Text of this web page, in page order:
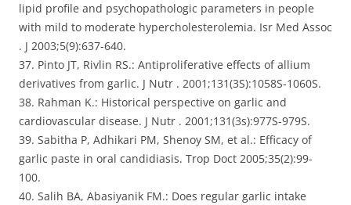
lipid profile and psychopathologic parameters in people
with mild to moderate hypercholesterolemia. Isr Med Assoc
. J 2003;5(9):637-640.
37. Pinto JT, Rivlin RS.: Antiproliferative effects of allium
derivatives from garlic. J Nutr . 2001;131(3S):1058S-1060S.
38. Rahman K.: Historical perspective on garlic and
cardiovascular disease. J Nutr . 2001;131(3s):977S-979S.
39. Sabitha P, Adhikari PM, Shenoy SM, et al.: Efficacy of
garlic paste in oral candidiasis. Trop Doct 2005;35(2):99-
100.
40. Salih BA, Abasiyanik FM.: Does regular garlic intake